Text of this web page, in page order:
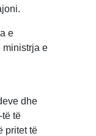
e
ministrja e
dhe
të
pritet të